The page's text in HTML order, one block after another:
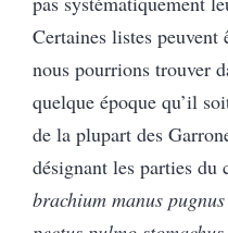
Certaines listes peuvent
nous pourrions trouver
quelque époque qu’il
de la plupart des
désignant les parties du
brachium manus